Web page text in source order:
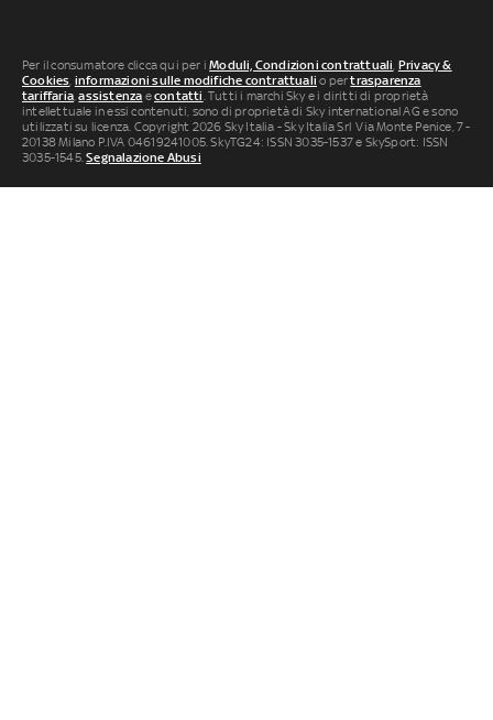
Per il consumatore clicca qui per iModuli, Condizioni contrattuali, Privacy &
Cookies, informazioni sulle modifiche contrattuali o pertrasparenza
tariffaria,assistenza econtatti. Tutti i marchi Sky e i diritti di proprietà
intellettuale in essi contenuti, sono di proprietà di Sky international AG e sono
utilizzati su licenza. Copyright 2026 Sky Italia - Sky Italia Srl Via Monte Penice, 7 -
20138 Milano P.IVA 04619241005. SkyTG24: ISSN 3035-1537 e SkySport: ISSN
3035-1545.Segnalazione Abusi